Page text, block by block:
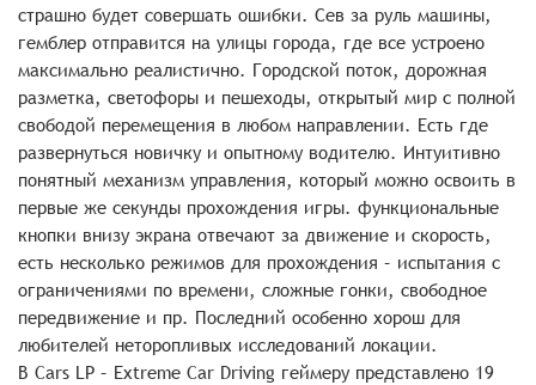
страшно будет совершать ошибки. Сев за руль машины,
гемблер отправится на улицы города, где все устроено
максимально реалистично. Городской поток, дорожная
разметка, светофоры и пешеходы, открытый мир с полной
свободой перемещения в любом направлении. Есть где
развернуться новичку и опытному водителю. Интуитивно
понятный механизм управления, который можно освоить в
первые же секунды прохождения игры. функциональные
кнопки внизу экрана отвечают за движение и скорость,
есть несколько режимов для прохождения – испытания с
ограничениями по времени, сложные гонки, свободное
передвижение и пр. Последний особенно хорош для
любителей неторопливых исследований локации.
В Cars LP – Extreme Car Driving геймеру представлено 19